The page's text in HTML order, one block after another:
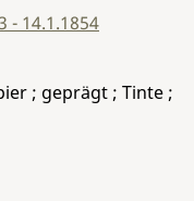
- 14.1.1854
; geprägt ; Tinte ;